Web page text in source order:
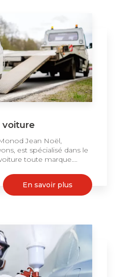
voiture
Jean Noël,
est spécialisé dans le
toute marque....
En savoir plus